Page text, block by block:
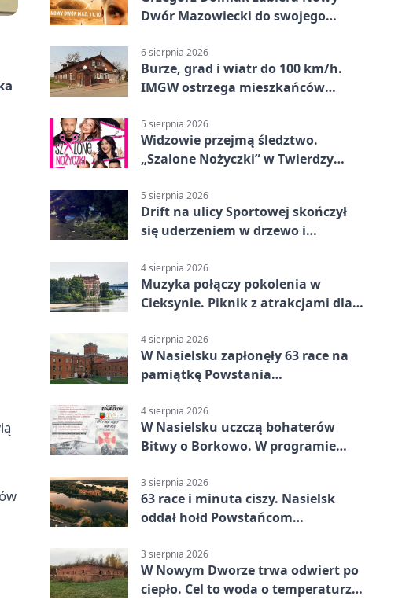
Dwór Mazowiecki do swojego
6 sierpnia 2026
Burze, grad i wiatr do 100 km/h.
IMGW ostrzega mieszkańców
5 sierpnia 2026
Widzowie przejmą śledztwo.
„Szalone Nożyczki” w Twierdzy
5 sierpnia 2026
Drift na ulicy Sportowej skończył
się uderzeniem w drzewo i
4 sierpnia 2026
Muzyka połączy pokolenia w
Cieksynie. Piknik z atrakcjami dla
4 sierpnia 2026
W Nasielsku zapłonęły 63 race na
pamiątkę Powstania
4 sierpnia 2026
W Nasielsku uczczą bohaterów
Bitwy o Borkowo. W programie
3 sierpnia 2026
63 race i minuta ciszy. Nasielsk
oddał hołd Powstańcom
3 sierpnia 2026
W Nowym Dworze trwa odwiert po
ciepło. Cel to woda o temperaturze